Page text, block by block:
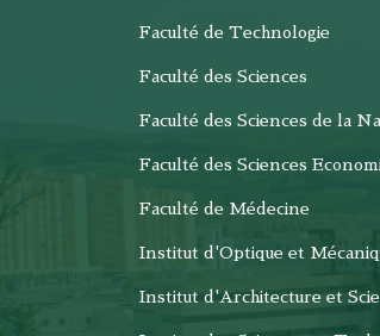
Faculté de Technologie
Faculté des Sciences
Faculté des Sciences de la
Faculté des Sciences
Faculté de Médecine
Institut d'Optique et
Institut d'Architecture et